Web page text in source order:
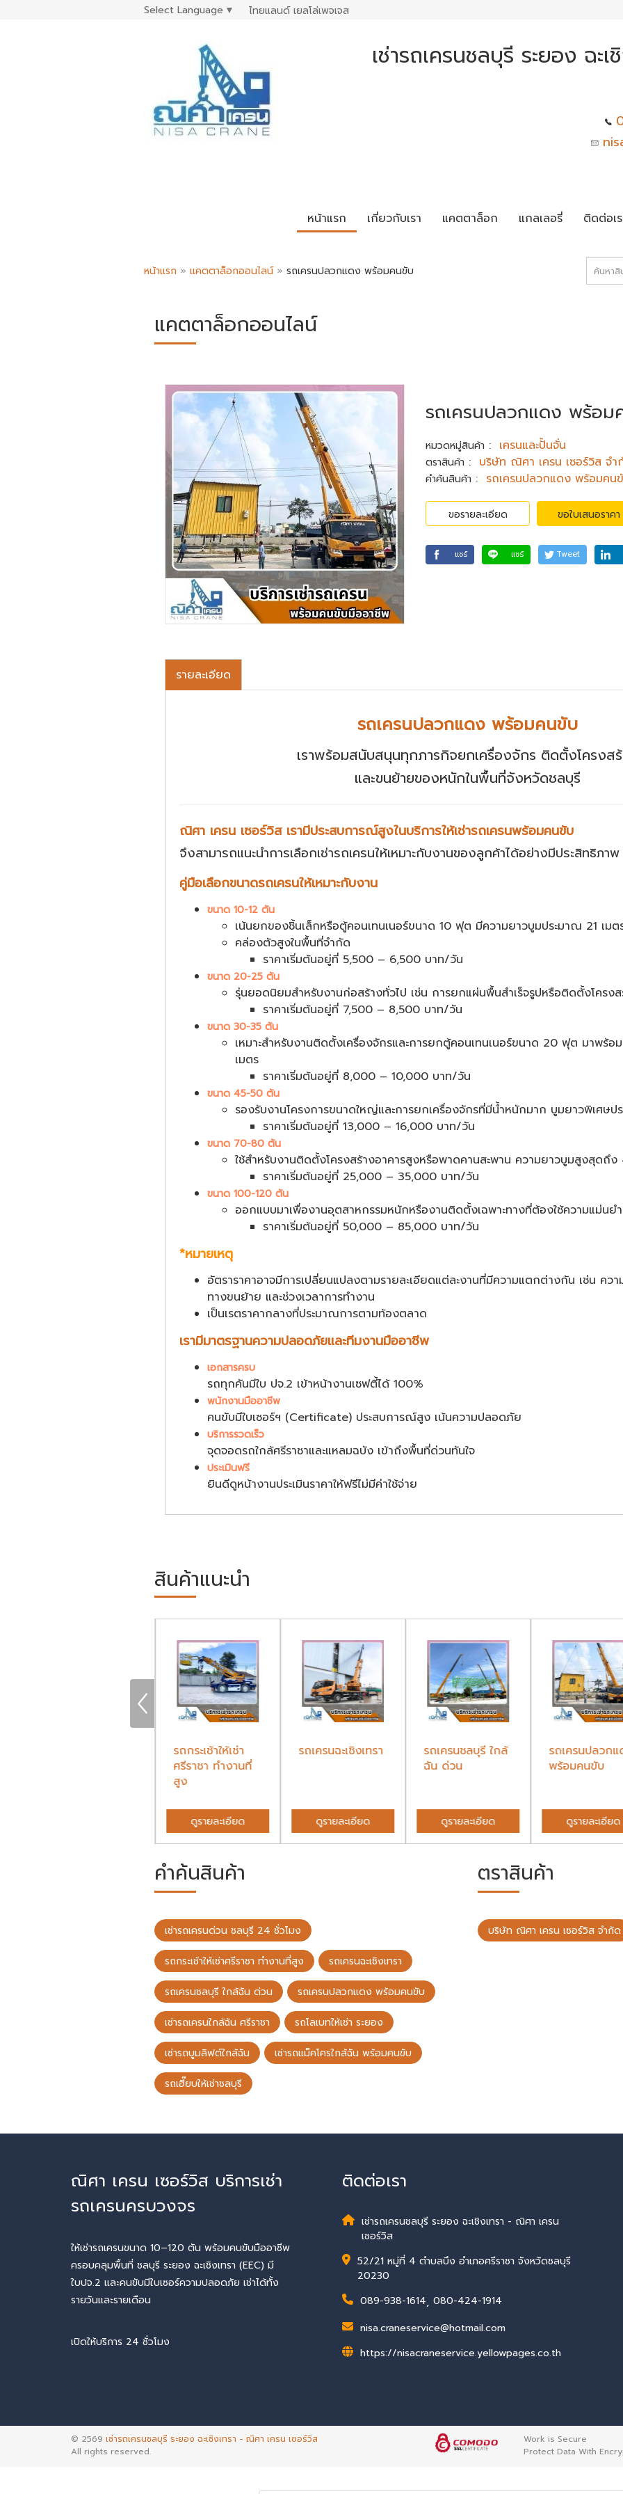
Select Language ▼ ไทยแลนด์ เยลโล่เพจเจส
เช่ารถเครนชลบุรี ระยอง ฉะ
หน้าแรก เกี่ยวกับเรา แคตตาล็อก แกลเลอรี่ ติดต่อเ
หน้าแรก » แคตตาล็อกออนไลน์ » รถเครนปลวกแดง พร้อมคนขับ
แคตตาล็อกออนไลน์
รถเครนปลวกแดง พร้อม
หมวดหมู่สินค้า : เครนและปั้นจั่น
ตราสินค้า : บริษัท ณิศา เครน เซอร์วิส จำ
คำค้นสินค้า : รถเครนปลวกแดง พร้อมคน
ขอรายละเอียด ขอใบเสนอราคา
แชร์ แชร์ Tweet
รายละเอียด
รถเครนปลวกแดง พร้อมคนขับ
เราพร้อมสนับสนุนทุกภารกิจยกเครื่องจักร ติดตั้งโครงส
และขนย้ายของหนักในพื้นที่จังหวัดชลบุรี
ณิศา เครน เซอร์วิส เรามีประสบการณ์สูงในบริการให้เช่ารถเครนพร้อมคนขับ
จึงสามารถแนะนำการเลือกเช่ารถเครนให้เหมาะกับงานของลูกค้าได้อย่างมีประสิทธิภ
คู่มือเลือกขนาดรถเครนให้เหมาะกับงาน
ขนาด 10-12 ตัน
เน้นยกของชิ้นเล็กหรือตู้คอนเทนเนอร์ขนาด 10 ฟุต มีความยาวบูมประมาณ 21 เมต
คล่องตัวสูงในพื้นที่จำกัด
ราคาเริ่มต้นอยู่ที่ 5,500 – 6,500 บาท/วัน
ขนาด 20-25 ตัน
รุ่นยอดนิยมสำหรับงานก่อสร้างทั่วไป เช่น การยกแผ่นพื้นสำเร็จรูปหรือติดตั้งโครง
ราคาเริ่มต้นอยู่ที่ 7,500 – 8,500 บาท/วัน
ขนาด 30-35 ตัน
เหมาะสำหรับงานติดตั้งเครื่องจักรและการยกตู้คอนเทนเนอร์ขนาด 20 ฟุต มาพร้
เมตร
ราคาเริ่มต้นอยู่ที่ 8,000 – 10,000 บาท/วัน
ขนาด 45-50 ตัน
รองรับงานโครงการขนาดใหญ่และการยกเครื่องจักรที่มีน้ำหนักมาก บูมยาวพิเศษ
ราคาเริ่มต้นอยู่ที่ 13,000 – 16,000 บาท/วัน
ขนาด 70-80 ตัน
ใช้สำหรับงานติดตั้งโครงสร้างอาคารสูงหรือพาดคานสะพาน ความยาวบูมสูงสุดถึ
ราคาเริ่มต้นอยู่ที่ 25,000 – 35,000 บาท/วัน
ขนาด 100-120 ตัน
ออกแบบมาเพื่องานอุตสาหกรรมหนักหรืองานติดตั้งเฉพาะทางที่ต้องใช้ความแม่นย
ราคาเริ่มต้นอยู่ที่ 50,000 – 85,000 บาท/วัน
*หมายเหตุ
อัตราราคาอาจมีการเปลี่ยนแปลงตามรายละเอียดแต่ละงานที่มีความแตกต่างกัน เช่น คว
ทางขนย้าย และช่วงเวลาการทำงาน
เป็นเรตราคากลางที่ประมาณการตามท้องตลาด
เรามีมาตรฐานความปลอดภัยและทีมงานมืออาชีพ
เอกสารครบ
รถทุกคันมีใบ ปจ.2 เข้าหน้างานเซฟตี้ได้ 100%
พนักงานมืออาชีพ
คนขับมีใบเซอร์ฯ (Certificate) ประสบการณ์สูง เน้นความปลอดภัย
บริการรวดเร็ว
จุดจอดรถใกล้ศรีราชาและแหลมฉบัง เข้าถึงพื้นที่ด่วนทันใจ
ประเมินฟรี
ยินดีดูหน้างานประเมินราคาให้ฟรีไม่มีค่าใช้จ่าย
สินค้าแนะนำ
รถกระเช้าให้เช่า
ศรีราชา ทำงานที่
สูง
ดูรายละเอียด
รถเครนฉะเชิงเทรา
ดูรายละเอียด
รถเครนชลบุรี ใกล้
ฉัน ด่วน
ดูรายละเอียด
รถเครนปลวกแ
พร้อมคนขับ
ดูรายละเอียด
คำค้นสินค้า
เช่ารถเครนด่วน ชลบุรี 24 ชั่วโมง
รถกระเช้าให้เช่าศรีราชา ทำงานที่สูง รถเครนฉะเชิงเทรา
รถเครนชลบุรี ใกล้ฉัน ด่วน รถเครนปลวกแดง พร้อมคนขับ
เช่ารถเครนใกล้ฉัน ศรีราชา รถโลเบทให้เช่า ระยอง
เช่ารถบูมลิฟต์ใกล้ฉัน เช่ารถแม็คโครใกล้ฉัน พร้อมคนขับ
รถเฮี๊ยบให้เช่าชลบุรี
ตราสินค้า
บริษัท ณิศา เครน เซอร์วิส จำกัด
ณิศา เครน เซอร์วิส บริการเช่า
รถเครนครบวงจร
ให้เช่ารถเครนขนาด 10–120 ตัน พร้อมคนขับมืออาชีพ
ครอบคลุมพื้นที่ ชลบุรี ระยอง ฉะเชิงเทรา (EEC) มี
ใบปจ.2 และคนขับมีใบเซอร์ความปลอดภัย เช่าได้ทั้ง
รายวันและรายเดือน
เปิดให้บริการ 24 ชั่วโมง
ติดต่อเรา
เช่ารถเครนชลบุรี ระยอง ฉะเชิงเทรา - ณิศา เครน
เซอร์วิส
52/21 หมู่ที่ 4 ตำบลบึง อำเภอศรีราชา จังหวัดชลบุรี
20230
089-938-1614, 080-424-1914
nisa.craneservice@hotmail.com
https://nisacraneservice.yellowpages.co.th
© 2569 เช่ารถเครนชลบุรี ระยอง ฉะเชิงเทรา - ณิศา เครน เซอร์วิส
All rights reserved.
Work is Secure
Protect Data With